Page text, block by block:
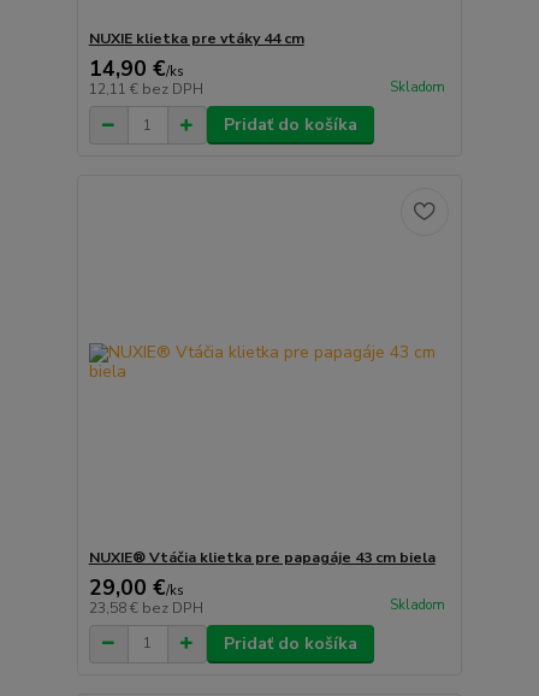
NUXIE klietka pre vtáky 44 cm
14,90 €/ks
12,11 € bez DPH Skladom
Pridať do košíka
NUXIE® Vtáčia klietka pre papagáje 43 cm biela
29,00 €/ks
23,58 € bez DPH Skladom
Pridať do košíka